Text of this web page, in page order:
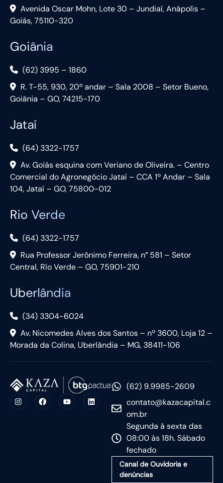
Avenida Oscar Mohn, Lote 30 – Jundiaí, Anápolis –
Goiás, 75110-320
Goiânia
(62) 3995 – 1860
R. T-55, 930, 20º andar – Sala 2008 – Setor Bueno,
Goiânia – GO, 74215-170
Jataí
(64) 3322-1757
Av. Goiás esquina com Veriano de Oliveira. – Centro
Comercial do Agronegócio Jataí – CCA 1º Andar – Sala
104, Jataí – GO, 75800-012
Rio Verde
(64) 3322-1757
Rua Professor Jerônimo Ferreira, n° 581 – Setor
Central, Río Verde – GO, 75901-210
Uberlândia
(34) 3304-6024
Av. Nicomedes Alves dos Santos – nº 3600, Loja 12 –
Morada da Colina, Uberlândia – MG, 38411-106
(62) 9.9985-2609
contato@kazacapital.c
om.br
Segunda à sexta das
08:00 às 18h. Sábado
fechado
Canal de Ouvidoria e
denúncias